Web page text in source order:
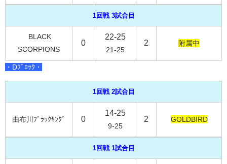
1回戦 3試合目
BLACK
SCORPIONS
0
22-25
21-25
2 附属中
・Dﾌﾞﾛｯｸ・
1回戦 2試合目
由布川ﾌﾞﾗｯｸﾔﾝｸﾞ 0
14-25
9-25
2 GOLDBIRD
1回戦 1試合目